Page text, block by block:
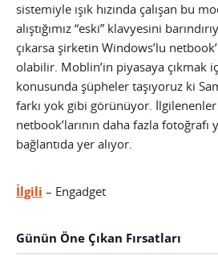
sistemiyle ışık hızında çalışan bu
alıştığımız “eski” klavyesini
çıkarsa şirketin Windows’lu
olabilir. Moblin’in piyasaya çıkmak
konusunda şüpheler taşıyoruz ki
farkı yok gibi görünüyor. İlgilenenler
netbook’larının daha fazla fotoğrafı
bağlantıda yer alıyor.
İlgili – Engadget
Günün Öne Çıkan Fırsatları